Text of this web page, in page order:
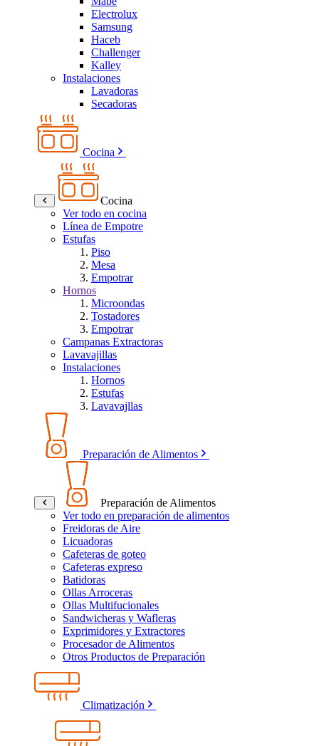
Electrolux
Samsung
Haceb
Challenger
Kalley
Instalaciones
Lavadoras
Secadoras
Cocina
Cocina
Ver todo en cocina
Línea de Empotre
Estufas
Piso
Mesa
Empotrar
Hornos
Microondas
Tostadores
Empotrar
Campanas Extractoras
Lavavajillas
Instalaciones
Hornos
Estufas
Lavavajllas
Preparación de Alimentos
Preparación de Alimentos
Ver todo en preparación de alimentos
Freidoras de Aire
Licuadoras
Cafeteras de goteo
Cafeteras expreso
Batidoras
Ollas Arroceras
Ollas Multifucionales
Sandwicheras y Wafleras
Exprimidores y Extractores
Procesador de Alimentos
Otros Productos de Preparación
Climatización